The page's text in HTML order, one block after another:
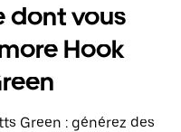
dont vous
Hook
Green : générez des